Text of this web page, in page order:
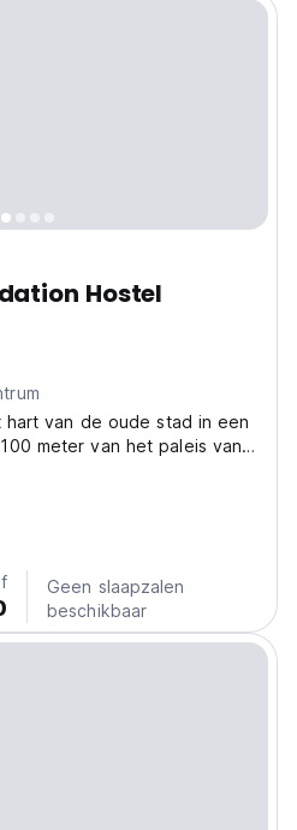
Hostel
van de oude stad in een
meter van het paleis van
oud Romeins monument
Geen slaapzalen
beschikbaar